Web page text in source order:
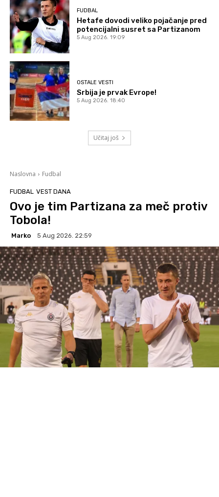
FUDBAL
Hetafe dovodi veliko pojačanje pred
potencijalni susret sa Partizanom
5 Aug 2026. 19:09
OSTALE VESTI
Srbija je prvak Evrope!
5 Aug 2026. 18:40
Učitaj još